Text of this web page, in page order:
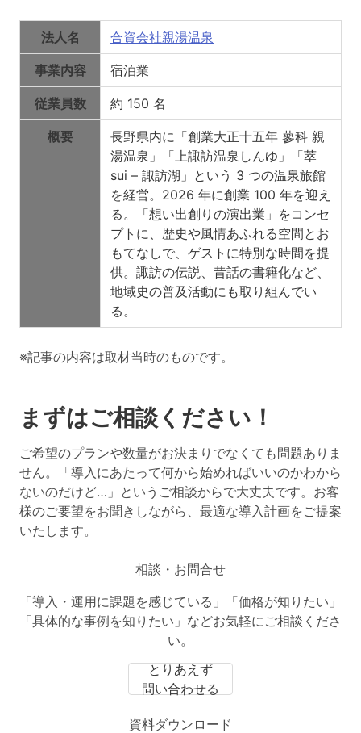
法人名 合資会社親湯温泉
事業内容 宿泊業
従業員数 約 150 名
概要
長野県内に「創業大正十五年 蓼科 親
湯温泉」「上諏訪温泉しんゆ」「萃
sui – 諏訪湖」という 3 つの温泉旅館
を経営。2026 年に創業 100 年を迎え
る。「想い出創りの演出業」をコンセ
プトに、歴史や風情あふれる空間とお
もてなしで、ゲストに特別な時間を提
供。諏訪の伝説、昔話の書籍化など、
地域史の普及活動にも取り組んでい
る。
※記事の内容は取材当時のものです。
まずはご相談ください！
ご希望のプランや数量がお決まりでなくても問題ありま
せん。「導入にあたって何から始めればいいのかわから
ないのだけど…」というご相談からで大丈夫です。お客
様のご要望をお聞きしながら、最適な導入計画をご提案
いたします。
相談・お問合せ
「導入・運用に課題を感じている」「価格が知りたい」
「具体的な事例を知りたい」などお気軽にご相談くださ
い。
とりあえず
問い合わせる
資料ダウンロード